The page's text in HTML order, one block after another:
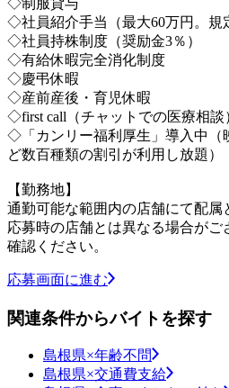
◇社員紹介手当（最大60万円。規
◇社員持株制度（奨励金3％）
◇有給休暇完全消化制度
◇慶弔休暇
◇産前産後・育児休暇
◇first call（チャットでの医療相談
◇「カンリー福利厚生」導入中（
ど数百種類の割引が利用し放題）
【勤務地】
通勤可能な範囲内の店舗にて配属
応募時の店舗とは異なる場合が
確認ください。
応募画面に進む
関連条件からバイトを探す
島根県×年齢不問
島根県×交通費支給